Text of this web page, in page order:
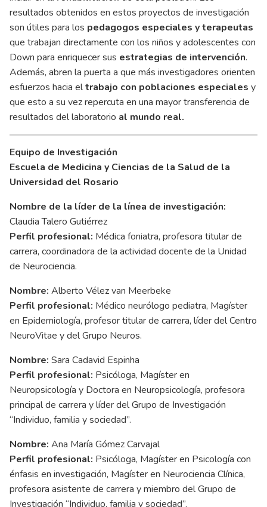
resultados obtenidos en estos proyectos de investigación
son útiles para los pedagogos especiales y terapeutas
que trabajan directamente con los niños y adolescentes con
Down para enriquecer sus estrategias de intervención.
Además, abren la puerta a que más investigadores orienten
esfuerzos hacia eltrabajo con poblaciones especiales y
que esto a su vez repercuta en una mayor transferencia de
resultados del laboratorio al mundo real.
Equipo de Investigación
Escuela de Medicina y Ciencias de la Salud de la
Universidad del Rosario
Nombre de la líder de la línea de investigación:
Claudia Talero Gutiérrez
Perfil profesional: Médica foniatra, profesora titular de
carrera, coordinadora de la actividad docente de la Unidad
de Neurociencia.
Nombre: Alberto Vélez van Meerbeke
Perfil profesional: Médico neurólogo pediatra, Magíster
en Epidemiología, profesor titular de carrera, líder del Centro
NeuroVitae y del Grupo Neuros.
Nombre: Sara Cadavid Espinha
Perfil profesional: Psicóloga, Magíster en
Neuropsicología y Doctora en Neuropsicología, profesora
principal de carrera y líder del Grupo de Investigación
“Individuo, familia y sociedad”.
Nombre: Ana María Gómez Carvajal
Perfil profesional: Psicóloga, Magíster en Psicología con
énfasis en investigación, Magíster en Neurociencia Clínica,
profesora asistente de carrera y miembro del Grupo de
Investigación “Individuo, familia y sociedad”.